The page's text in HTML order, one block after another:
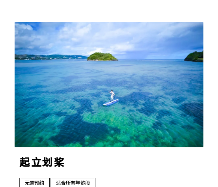
起立划桨
无需预约
适合所有年龄段